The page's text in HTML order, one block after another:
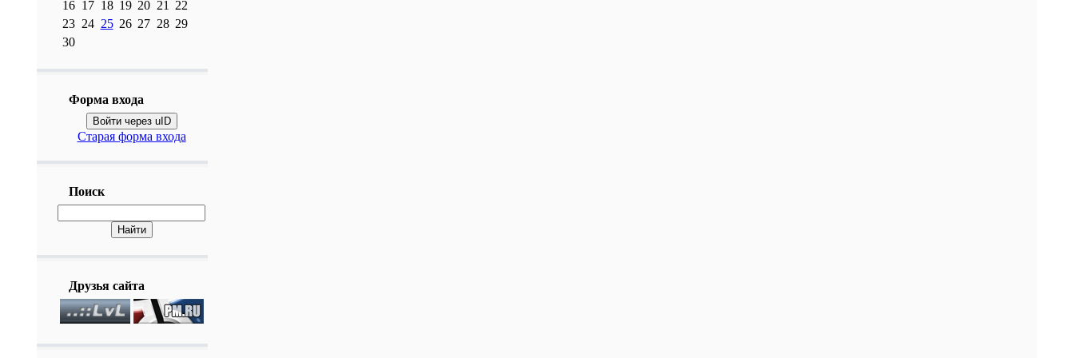
16 17 18 19 20 21
22
23 24 25 26 27 28 29
30
Форма входа
Войти через uID
Старая форма входа
Поиск
Друзья сайта